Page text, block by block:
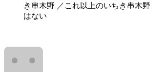
き串木野 ／これ以上のいちき串木野
はない